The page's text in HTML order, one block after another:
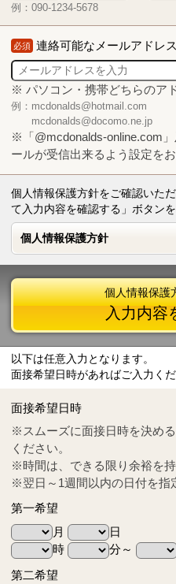
例：090-1234-5678
必須 連絡可能なメールアドレス
※ パソコン・携帯どちらのア
例：mcdonalds@hotmail.com
mcdonalds@docomo.ne.jp
※「@mcdonalds-online.com
ールが受信出来るよう設定をお
個人情報保護方針をご確認いた
て入力内容を確認する」ボタンを
個人情報保護方針
個人情報保護方針
Tel
0570-55-0314
個人情報保護
入力内容
以下は任意入力となります。
面接希望日時があればご入力くだ
面接希望日時
※スムーズに面接日時を決め
ください。
※時間は、できる限り余裕を持
※翌日～1週間以内の日付を指
第一希望
月
日
時
分～
第二希望